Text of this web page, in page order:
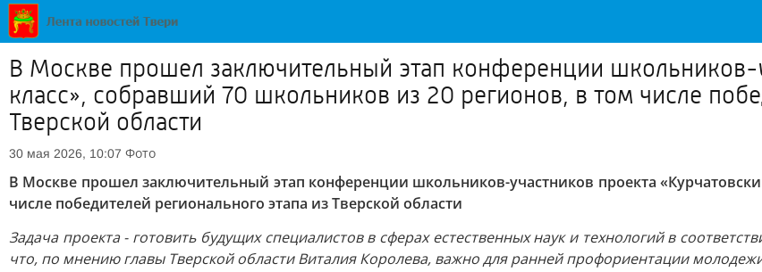
В Москве прошел заключительный этап конференции школьников-
класс», собравший 70 школьников из 20 регионов, в том числе
Тверской области
30 мая 2026, 10:07 Фото
В Москве прошел заключительный этап конференции школьников-участников проекта
числе победителей регионального этапа из Тверской области
Задача проекта - готовить будущих специалистов в сферах естественных наук и технологий в
что, по мнению главы Тверской области Виталия Королева, важно для ранней профориентации